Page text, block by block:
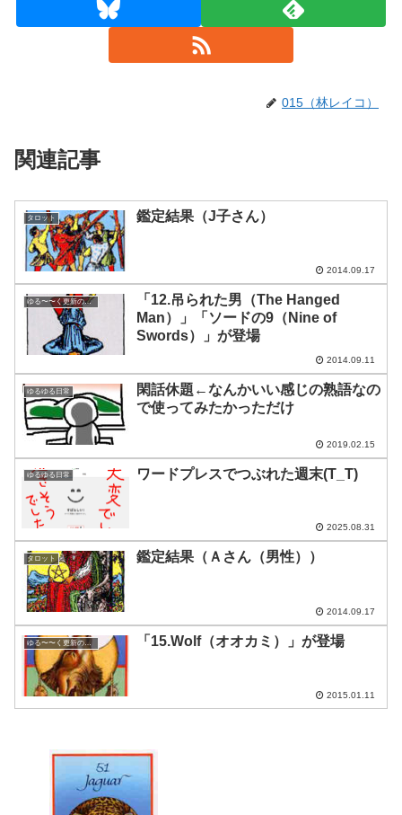
015（林レイコ）
関連記事
タロット 鑑定結果（J子さん）
2014.09.17
ゆる〜〜く更新の日めくり
「12.吊られた男（The Hanged
Man）」「ソードの9（Nine of
Swords）」が登場
2014.09.11
ゆるゆる日常
閑話休題←なんかいい感じの熟語なの
で使ってみたかっただけ
2019.02.15
ゆるゆる日常 ワードプレスでつぶれた週末(T_T)
2025.08.31
タロット 鑑定結果（Ａさん（男性））
2014.09.17
ゆる〜〜く更新の日めくり 「15.Wolf（オオカミ）」が登場
2015.01.11